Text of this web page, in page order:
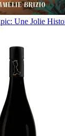
Une Jolie